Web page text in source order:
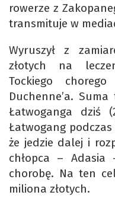
rowerze z
transmituje w
Wyruszył z
złotych na
Tockiego
Duchenne’a.
Łatwoganga dziś
Łatwogang podczas
że jedzie dalej i
chłopca –
chorobę. Na ten
miliona złotych.